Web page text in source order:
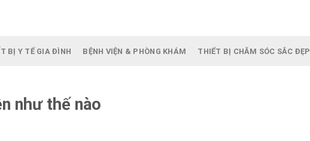
BỊ Y TẾ GIA ĐÌNH BỆNH VIỆN & PHÒNG KHÁM THIẾT BỊ CHĂM SÓC SẮC ĐẸP
như thế nào